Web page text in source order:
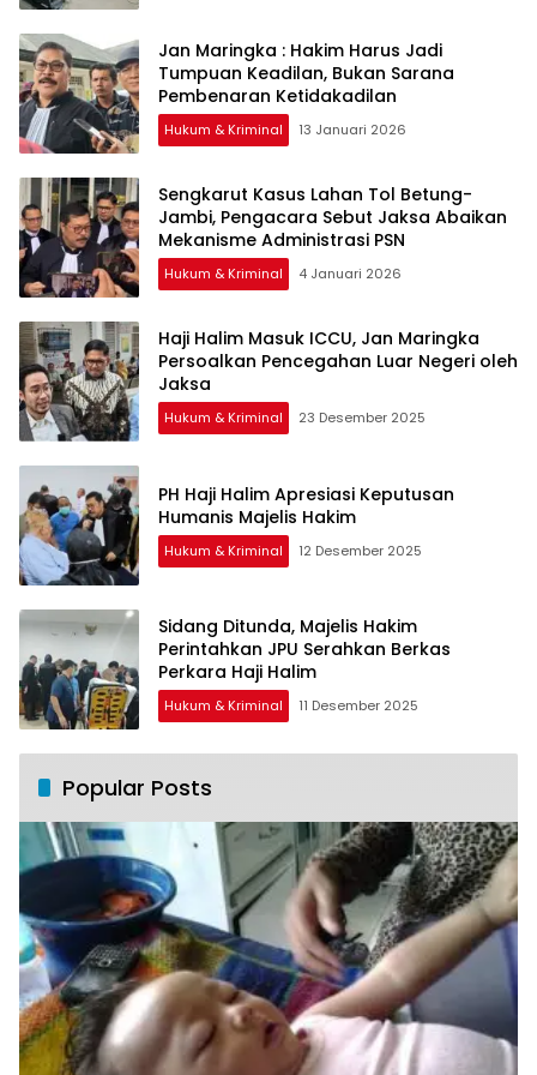
Jan Maringka : Hakim Harus Jadi
Tumpuan Keadilan, Bukan Sarana
Pembenaran Ketidakadilan
Hukum & Kriminal 13 Januari 2026
Sengkarut Kasus Lahan Tol Betung-
Jambi, Pengacara Sebut Jaksa Abaikan
Mekanisme Administrasi PSN
Hukum & Kriminal 4 Januari 2026
Haji Halim Masuk ICCU, Jan Maringka
Persoalkan Pencegahan Luar Negeri oleh
Jaksa
Hukum & Kriminal 23 Desember 2025
PH Haji Halim Apresiasi Keputusan
Humanis Majelis Hakim
Hukum & Kriminal 12 Desember 2025
Sidang Ditunda, Majelis Hakim
Perintahkan JPU Serahkan Berkas
Perkara Haji Halim
Hukum & Kriminal 11 Desember 2025
Popular Posts